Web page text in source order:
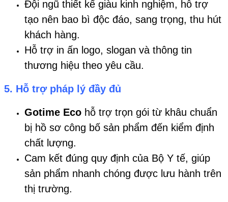
Đội ngũ thiết kế giàu kinh nghiệm, hỗ trợ
tạo nên bao bì độc đáo, sang trọng, thu hút
khách hàng.
Hỗ trợ in ấn logo, slogan và thông tin
thương hiệu theo yêu cầu.
5. Hỗ trợ pháp lý đầy đủ
Gotime Eco hỗ trợ trọn gói từ khâu chuẩn
bị hồ sơ công bố sản phẩm đến kiểm định
chất lượng.
Cam kết đúng quy định của Bộ Y tế, giúp
sản phẩm nhanh chóng được lưu hành trên
thị trường.